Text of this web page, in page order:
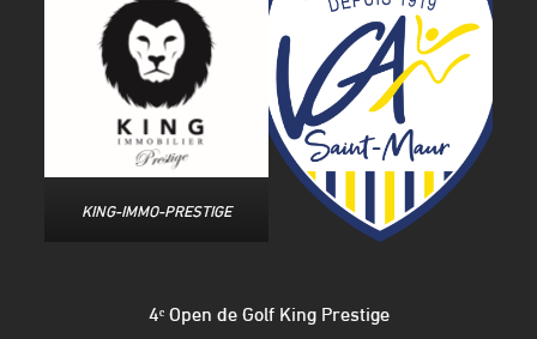
KING-IMMO-PRESTIGE
4ᵉ Open de Golf King Prestige